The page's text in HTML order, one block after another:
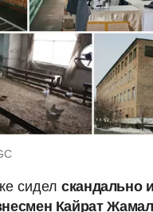
сидел скандально
Кайрат